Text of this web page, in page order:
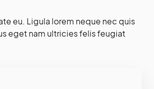
eu. Ligula lorem neque nec quis
eget nam ultricies felis feugiat